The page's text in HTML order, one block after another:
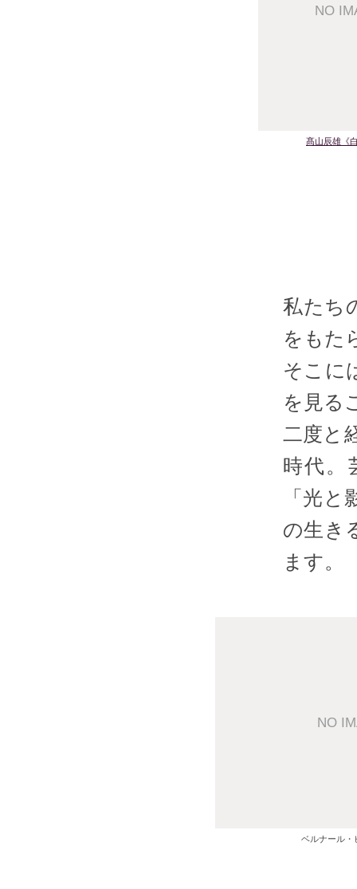
NO
髙山辰雄《
私たち
をもた
そこに
を見る
二度と
時代。
「光
の生き
ます。
NO
ベルナール・